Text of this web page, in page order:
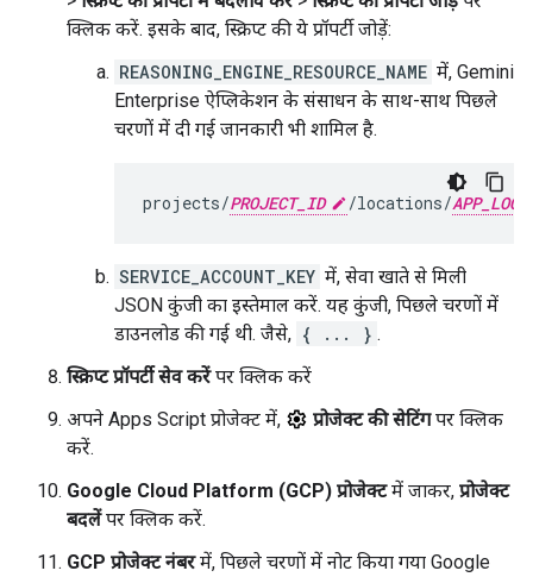
क्लिक करें. इसके बाद, स्क्रिप्ट की ये प्रॉपर्टी जोड़ें:
REASONING_ENGINE_RESOURCE_NAME में, Gemini
Enterprise ऐप्लिकेशन के संसाधन के साथ-साथ पिछले
चरणों में दी गई जानकारी भी शामिल है.
projects/PROJECT_ID /locations/
SERVICE_ACCOUNT_KEY में, सेवा खाते से मिली
JSON कुंजी का इस्तेमाल करें. यह कुंजी, पिछले चरणों में
डाउनलोड की गई थी. जैसे, { ... } .
स्क्रिप्ट प्रॉपर्टी सेव करेंपर क्लिक करें
अपने Apps Script प्रोजेक्ट में,
प्रोजेक्ट की सेटिंगपर क्लिक
करें.
Google Cloud Platform (GCP) प्रोजेक्टमें जाकर, प्रोजेक्ट
बदलेंपर क्लिक करें.
GCP प्रोजेक्ट नंबरमें, पिछले चरणों में नोट किया गया Google